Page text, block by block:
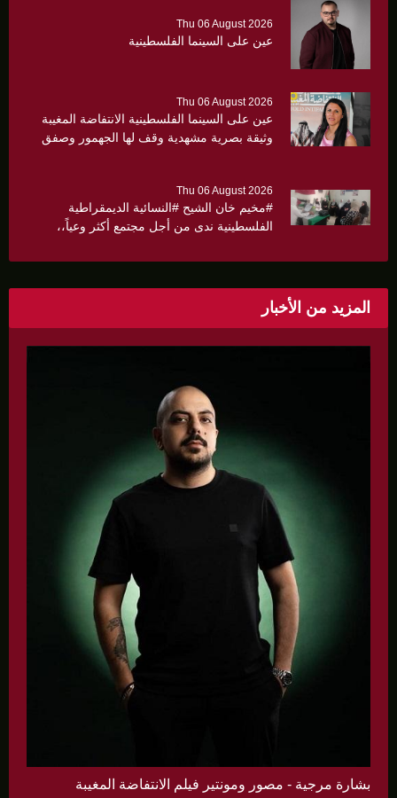
Thu 06 August 2026
عين على السينما الفلسطينية
Thu 06 August 2026
عين على السينما الفلسطينية الانتفاضة المغيبة
وثيقة بصرية مشهدية وقف لها الجهمور وصفق
Thu 06 August 2026
#مخيم خان الشيح #النسائية الديمقراطية
الفلسطينية ندى من أجل مجتمع أكثر وعياً،،
بروشورات توعوية على سيدات الحي.
المزيد من الأخبار
بشارة مرجية - مصور ومونتير فيلم الانتفاضة المغيبة